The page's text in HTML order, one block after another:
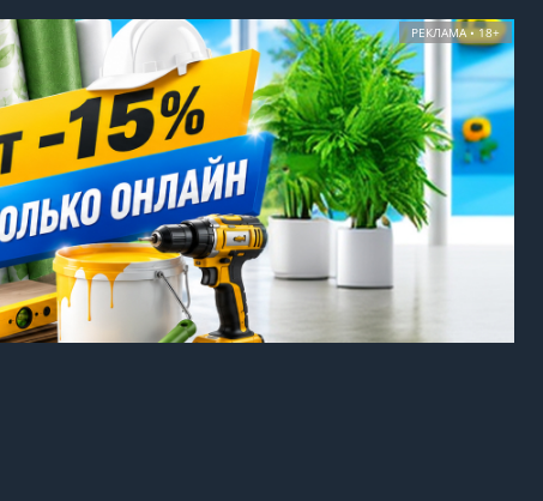
РЕКЛАМА • 18+